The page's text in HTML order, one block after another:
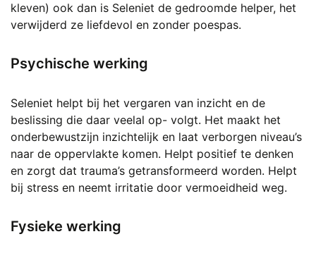
kleven) ook dan is Seleniet de gedroomde helper, het
verwijderd ze liefdevol en zonder poespas.
Psychische werking
Seleniet helpt bij het vergaren van inzicht en de
beslissing die daar veelal op- volgt. Het maakt het
onderbewustzijn inzichtelijk en laat verborgen niveau’s
naar de oppervlakte komen. Helpt positief te denken
en zorgt dat trauma’s getransformeerd worden. Helpt
bij stress en neemt irritatie door vermoeidheid weg.
Fysieke werking